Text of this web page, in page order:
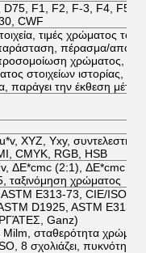
D75, F1, F2, F-3, F4, F5,
CWF
τιμές χρώματος του
πέρασμα/
χρώματος,
στοιχείων ιστορίας,
παράγει την έκθεση
XYZ, Yxy, συντελεστής
CMYK, RGB, HSB
ΔE*cmc (2:1), ΔE*cmc
ταξινόμηση χρώματος
E313-73, CIE/ISO,
D1925, ASTM E313-
Ganz)
Milm, σταθερότητα
8 σχολιάζει,